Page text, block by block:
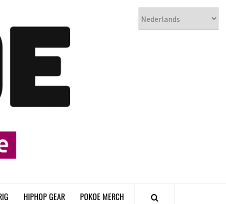
𝗣𝗢𝗞𝗢𝗘
HIPHOP GEAR POKOE MERCH